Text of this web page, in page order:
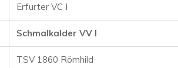
Erfurter VC I
Schmalkalder VV I
TSV 1860 Römhild